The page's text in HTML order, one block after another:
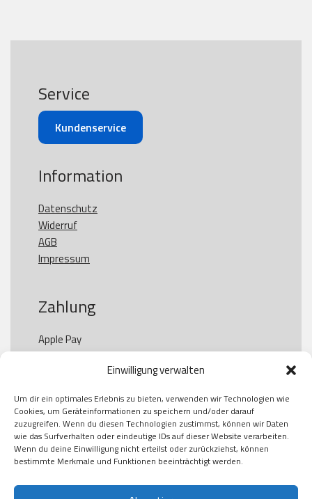
Einwilligung verwalten
Um dir ein optimales Erlebnis zu bieten, verwenden wir Technologien wie
Cookies, um Geräteinformationen zu speichern und/oder darauf
zuzugreifen. Wenn du diesen Technologien zustimmst, können wir Daten
wie das Surfverhalten oder eindeutige IDs auf dieser Website verarbeiten.
Wenn du deine Einwilligung nicht erteilst oder zurückziehst, können
bestimmte Merkmale und Funktionen beeinträchtigt werden.
Service
Kundenservice
Information
Datenschutz
Widerruf
AGB
Impressum
Zahlung
Apple Pay
Paypal
Kauf auf Rechung
Klarna
American Express